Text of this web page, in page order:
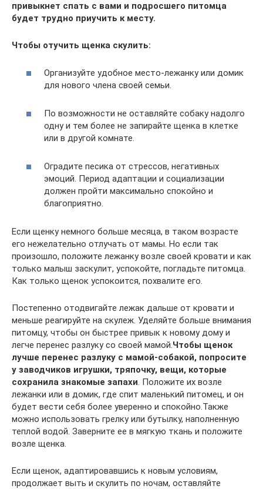
привыкнет спать с вами и подросшего питомца
будет трудно приучить к месту.
Чтобы отучить щенка скулить:
Организуйте удобное место-лежанку или домик
для нового члена своей семьи.
По возможности не оставляйте собаку надолго
одну и тем более не запирайте щенка в клетке
или в другой комнате.
Оградите песика от стрессов, негативных
эмоций. Период адаптации и социализации
должен пройти максимально спокойно и
благоприятно.
Если щенку немного больше месяца, в таком возрасте
его нежелательно отлучать от мамы. Но если так
произошло, положите лежанку возле своей кровати и как
только малыш заскулит, успокойте, погладьте питомца.
Как только щенок успокоится, похвалите его.
Постепенно отодвигайте лежак дальше от кровати и
меньше реагируйте на скулеж. Уделяйте больше внимания
питомцу, чтобы он быстрее привык к новому дому и
легче перенес разлуку со своей мамой. Чтобы щенок
лучше перенес разлуку с мамой-собакой, попросите
у заводчиков игрушки, тряпочку, вещи, которые
сохранила знакомые запахи . Положите их возле
лежанки или в домик, где спит маленький питомец, и он
будет вести себя более уверенно и спокойно.Также
можно использовать грелку или бутылку, наполненную
теплой водой. Заверните ее в мягкую ткань и положите
возле щенка.
Если щенок, адаптировавшись к новым условиям,
продолжает выть и скулить по ночам, оставляйте